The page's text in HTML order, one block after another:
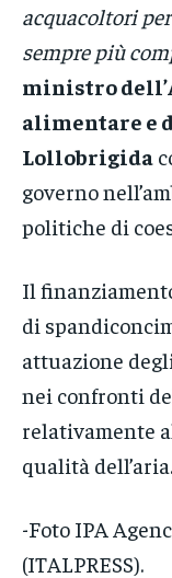
acquacoltori
sempre più
ministro
alimentare e
Lollobrigida
governo
politiche di
Il
di
attuazione
nei confronti
relativamente
qualità dell’aria.
-Foto IPA
(ITALPRESS).